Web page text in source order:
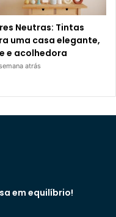
Neutras: Tintas
uma casa elegante,
e acolhedora
atrás
em equilíbrio!